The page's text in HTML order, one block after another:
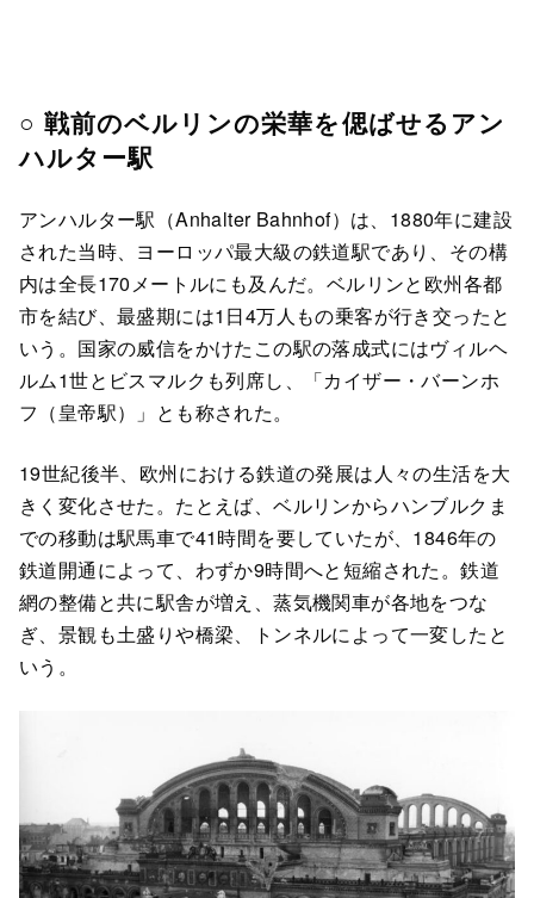
○ 戦前のベルリンの栄華を偲ばせるアン
ハルター駅
アンハルター駅（Anhalter Bahnhof）は、1880年に建設
された当時、ヨーロッパ最大級の鉄道駅であり、その構
内は全長170メートルにも及んだ。ベルリンと欧州各都
市を結び、最盛期には1日4万人もの乗客が行き交ったと
いう。国家の威信をかけたこの駅の落成式にはヴィルヘ
ルム1世とビスマルクも列席し、「カイザー・バーンホ
フ（皇帝駅）」とも称された。
19世紀後半、欧州における鉄道の発展は人々の生活を大
きく変化させた。たとえば、ベルリンからハンブルクま
での移動は駅馬車で41時間を要していたが、1846年の
鉄道開通によって、わずか9時間へと短縮された。鉄道
網の整備と共に駅舎が増え、蒸気機関車が各地をつな
ぎ、景観も土盛りや橋梁、トンネルによって一変したと
いう。